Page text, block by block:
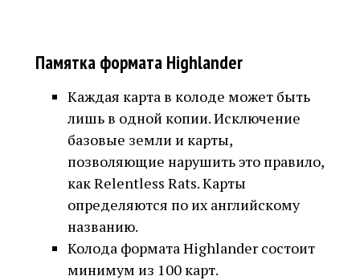
Памятка формата Highlander
Каждая карта в колоде может быть
лишь в одной копии. Исключение
базовые земли и карты,
позволяющие нарушить это правило,
как Relentless Rats. Карты
определяются по их английскому
названию.
Колода формата Highlander состоит
минимум из 100 карт.